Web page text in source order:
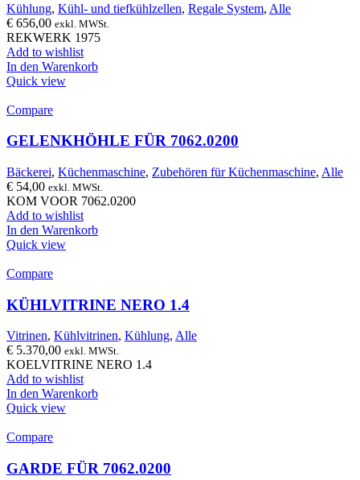
Kühlung, Kühl- und tiefkühlzellen, Regale System, Alle
€ 656,00 exkl. MWSt.
REKWERK 1975
Add to wishlist
In den Warenkorb
Quick view
Compare
GELENKHÖHLE FÜR 7062.0200
Bäckerei, Küchenmaschine, Zubehören für Küchenmaschine, Alle
€ 54,00 exkl. MWSt.
KOM VOOR 7062.0200
Add to wishlist
In den Warenkorb
Quick view
Compare
KÜHLVITRINE NERO 1.4
Vitrinen, Kühlvitrinen, Kühlung, Alle
€ 5.370,00 exkl. MWSt.
KOELVITRINE NERO 1.4
Add to wishlist
In den Warenkorb
Quick view
Compare
GARDE FÜR 7062.0200